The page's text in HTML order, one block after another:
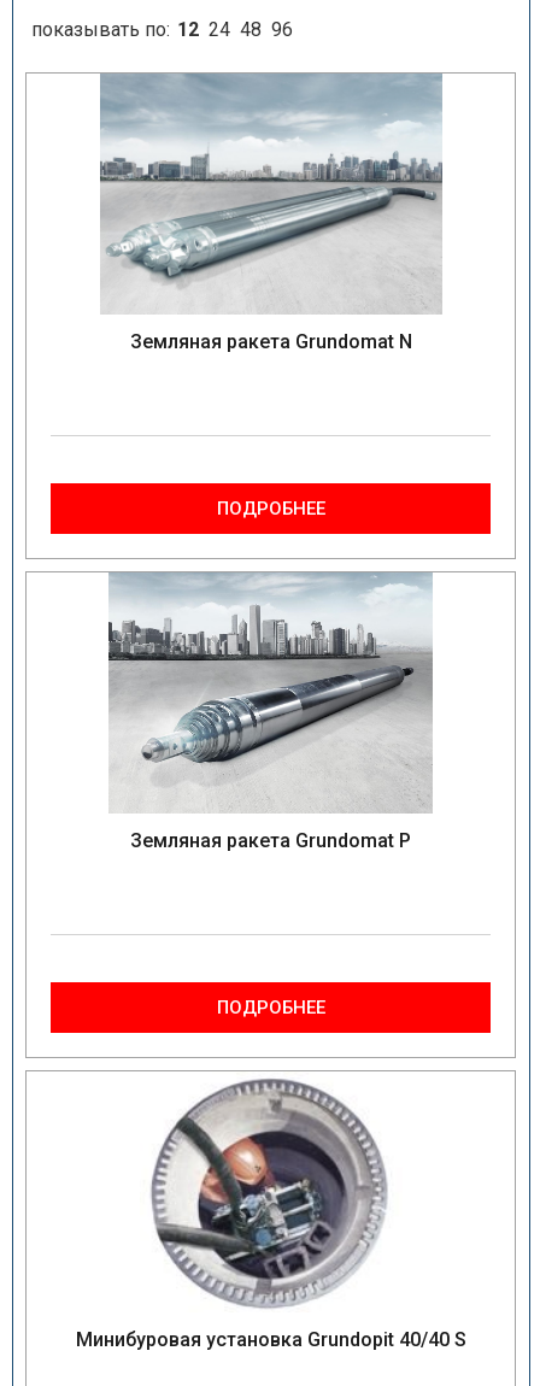
показывать по: 12 24 48 96
Земляная ракета Grundomat N
ПОДРОБНЕЕ
Земляная ракета Grundomat P
ПОДРОБНЕЕ
Минибуровая установка Grundopit 40/40 S